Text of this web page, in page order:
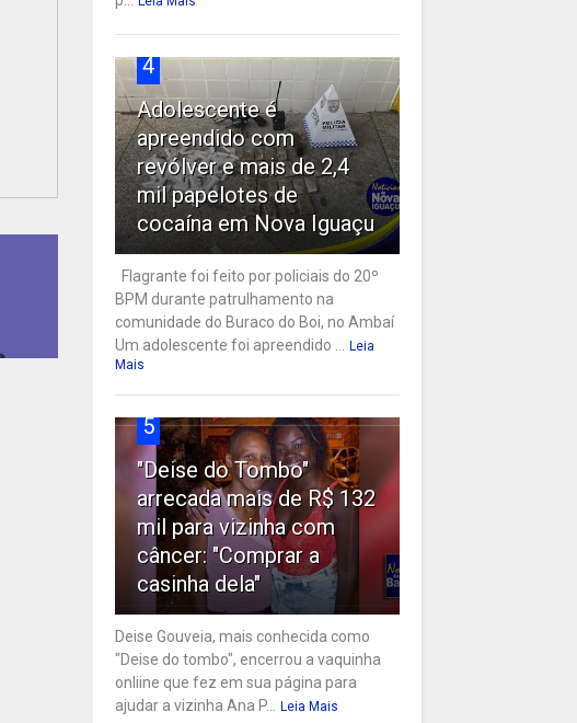
4
Adolescente é
apreendido com
revólver e mais de 2,4
mil papelotes de
cocaína em Nova Iguaçu
Flagrante foi feito por policiais do 20º
BPM durante patrulhamento na
comunidade do Buraco do Boi, no Ambaí
Um adolescente foi apreendido ...
Leia
Mais
5
"Deise do Tombo"
arrecada mais de R$ 132
mil para vizinha com
câncer: "Comprar a
casinha dela"
Deise Gouveia, mais conhecida como
"Deise do tombo", encerrou a vaquinha
onliine que fez em sua página para
ajudar a vizinha Ana P...
Leia Mais